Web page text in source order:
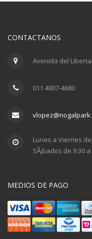
CONTACTANOS
Avenida del
011 4807-4680
Lunes a Viernes
SÃ¡bados de 9.30
MEDIOS DE PAGO